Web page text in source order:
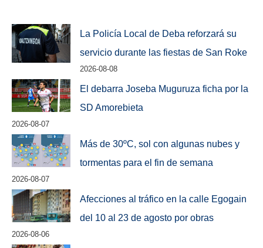
La Policía Local de Deba reforzará su
servicio durante las fiestas de San Roke
2026-08-08
El debarra Joseba Muguruza ficha por la
SD Amorebieta
2026-08-07
Más de 30ºC, sol con algunas nubes y
tormentas para el fin de semana
2026-08-07
Afecciones al tráfico en la calle Egogain
del 10 al 23 de agosto por obras
2026-08-06